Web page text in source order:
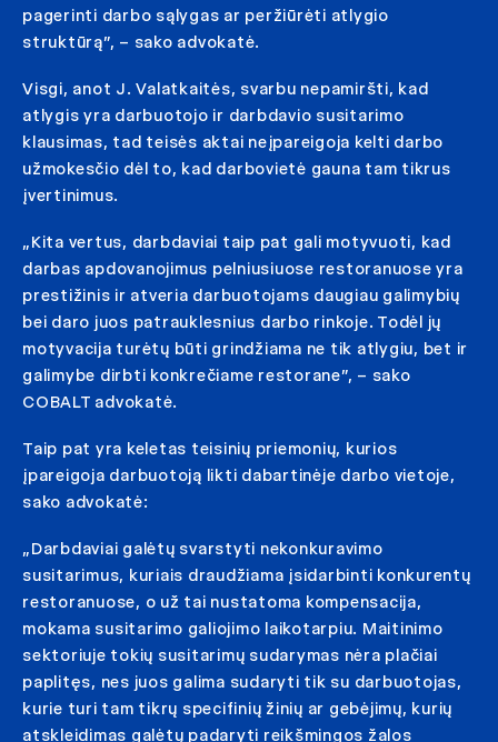
pagerinti darbo sąlygas ar peržiūrėti atlygio
struktūrą”, – sako advokatė.
Visgi, anot J. Valatkaitės, svarbu nepamiršti, kad
atlygis yra darbuotojo ir darbdavio susitarimo
klausimas, tad teisės aktai neįpareigoja kelti darbo
užmokesčio dėl to, kad darbovietė gauna tam tikrus
įvertinimus.
„Kita vertus, darbdaviai taip pat gali motyvuoti, kad
darbas apdovanojimus pelniusiuose restoranuose yra
prestižinis ir atveria darbuotojams daugiau galimybių
bei daro juos patrauklesnius darbo rinkoje. Todėl jų
motyvacija turėtų būti grindžiama ne tik atlygiu, bet ir
galimybe dirbti konkrečiame restorane”, – sako
COBALT advokatė.
Taip pat yra keletas teisinių priemonių, kurios
įpareigoja darbuotoją likti dabartinėje darbo vietoje,
sako advokatė:
„Darbdaviai galėtų svarstyti nekonkuravimo
susitarimus, kuriais draudžiama įsidarbinti konkurentų
restoranuose, o už tai nustatoma kompensacija,
mokama susitarimo galiojimo laikotarpiu. Maitinimo
sektoriuje tokių susitarimų sudarymas nėra plačiai
paplitęs, nes juos galima sudaryti tik su darbuotojas,
kurie turi tam tikrų specifinių žinių ar gebėjimų, kurių
atskleidimas galėtų padaryti reikšmingos žalos